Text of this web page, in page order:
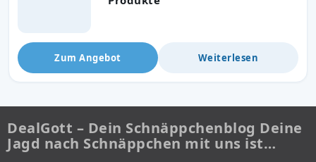
Zum Angebot Weiterlesen
DealGott – Dein Schnäppchenblog Deine
Jagd nach Schnäppchen mit uns ist…